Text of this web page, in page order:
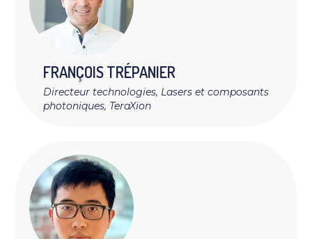
FRANÇOISTRÉPANIER
Directeur technologies, Lasers et composants
photoniques, TeraXion